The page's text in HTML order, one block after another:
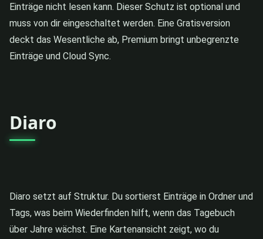
Einträge nicht lesen kann. Dieser Schutz ist optional und
muss von dir eingeschaltet werden. Eine Gratisversion
deckt das Wesentliche ab, Premium bringt unbegrenzte
Einträge und Cloud Sync.
Diaro
Diaro setzt auf Struktur. Du sortierst Einträge in Ordner und
Tags, was beim Wiederfinden hilft, wenn das Tagebuch
über Jahre wächst. Eine Kartenansicht zeigt, wo du